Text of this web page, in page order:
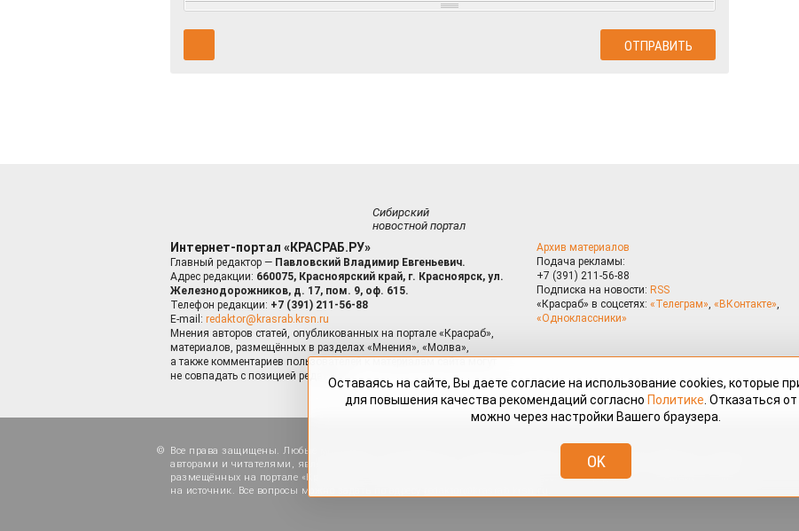
Сибирский
новостной портал
Интернет-портал «КРАСРАБ.РУ»
Главный редактор — Павловский Владимир Евгеньевич.
Адрес редакции: 660075, Красноярский край, г. Красноярск, ул.
Железнодорожников, д. 17, пом. 9, оф. 615.
Телефон редакции: +7 (391) 211-56-88
E-mail: redaktor@krasrab.krsn.ru
Мнения авторов статей, опубликованных на портале «Красраб»,
материалов, размещённых в разделах «Мнения», «Молва»,
а также комментариев пользователей к материалам сайта могут
не совпадать с позицией редакции.
Архив материалов
Подача рекламы:
+7 (391) 211-56-88
Подписка на новости: RSS
«Красраб» в соцсетях: «Телеграм», «ВКонтакте»,
«Одноклассники»
Все права защищены. Любые материалы, размещённые на портале «Красраб.ру» сотрудниками редакции, нештатными
авторами и читателями, являются объектами авторского права. Полное или частичное использование материалов,
размещённых на портале «Красраб.ру», допускается только с письменного согласия редакции с указанием ссылки
на источник. Все вопросы можно задать по адресу
Оставаясь на сайте, Вы даете согласие на использование cookies, которые
для повышения качества рекомендаций согласно Политике . Отказаться
можно через настройки Вашего браузера.
OK